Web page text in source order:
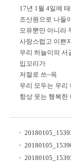
17년 1월 4일에
조산원으로 나들
모유뿐만 아니라
사랑스럽고 이쁜
우리 하늘이의 서
입꼬리가
저절로 쓰~윽
우리 모두는 우리
항상 웃는 행복한